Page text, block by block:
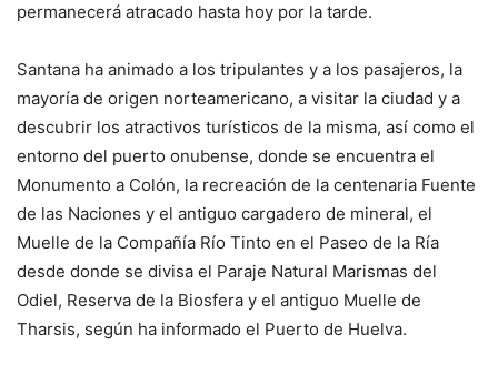
permanecerá atracado hasta hoy por la tarde.
Santana ha animado a los tripulantes y a los pasajeros, la
mayoría de origen norteamericano, a visitar la ciudad y a
descubrir los atractivos turísticos de la misma, así como el
entorno del puerto onubense, donde se encuentra el
Monumento a Colón, la recreación de la centenaria Fuente
de las Naciones y el antiguo cargadero de mineral, el
Muelle de la Compañía Río Tinto en el Paseo de la Ría
desde donde se divisa el Paraje Natural Marismas del
Odiel, Reserva de la Biosfera y el antiguo Muelle de
Tharsis, según ha informado el Puerto de Huelva.